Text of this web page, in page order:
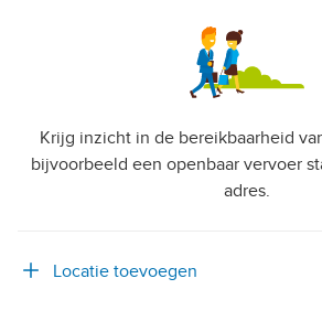
Krijg inzicht in de bereikbaarheid
bijvoorbeeld een openbaar vervoer
adres.
Locatie toevoegen